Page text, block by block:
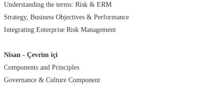
Understanding the terms: Risk & ERM
Strategy, Business Objectives & Performance
Integrating Enterprise Risk Management
Nisan - Çevrim içi
Components and Principles
Governance & Culture Component